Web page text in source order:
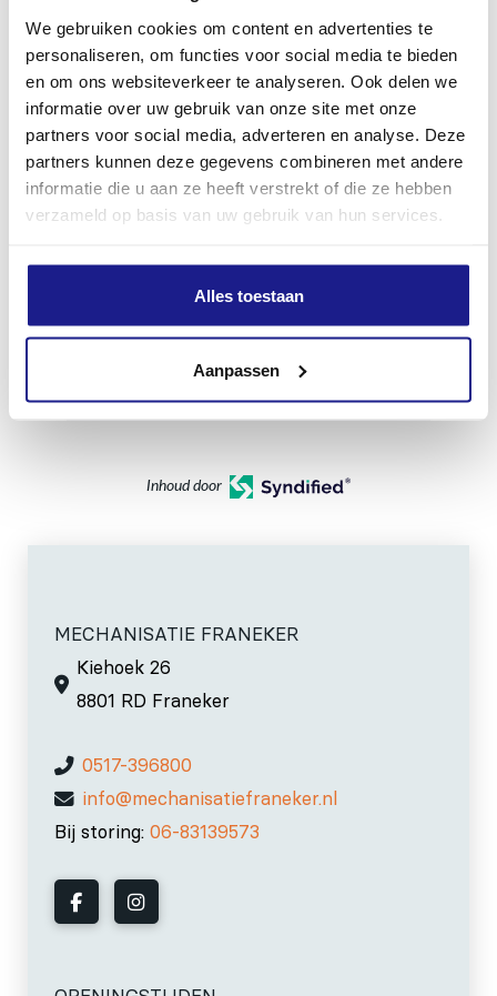
We gebruiken cookies om content en advertenties te
personaliseren, om functies voor social media te bieden
en om ons websiteverkeer te analyseren. Ook delen we
informatie over uw gebruik van onze site met onze
partners voor social media, adverteren en analyse. Deze
partners kunnen deze gegevens combineren met andere
informatie die u aan ze heeft verstrekt of die ze hebben
verzameld op basis van uw gebruik van hun services.
Alles toestaan
Aanpassen
Hoogte
702 mm
Geluidsdrukniveau
101.0 dB(A)
Trillingswaarde rechts
Inhoud door
MECHANISATIE FRANEKER
Kiehoek 26
8801 RD Franeker
0517-396800
info@mechanisatiefraneker.nl
Bij storing: 06-83139573